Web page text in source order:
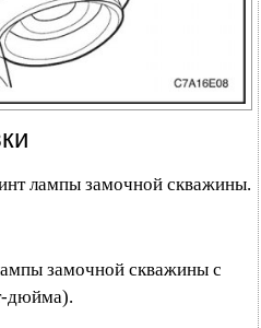
лампы замочной скважины.
замочной скважины с
дюйма).